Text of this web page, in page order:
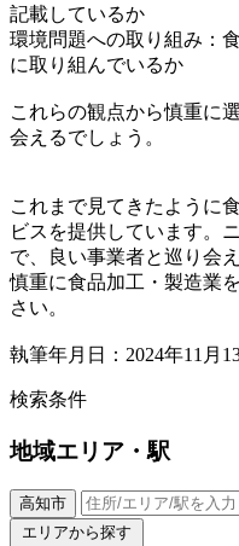
記載しているか
環境問題への取り組み：
に取り組んでいるか
これらの観点から慎重に
会えるでしょう。
これまで見てきたように
ビスを提供しています。
で、良い事業者と巡り会
慎重に食品加工・製造業
さい。
執筆年月日：2024年11月
検索条件
地域エリア・駅
高知市
エリアから探す